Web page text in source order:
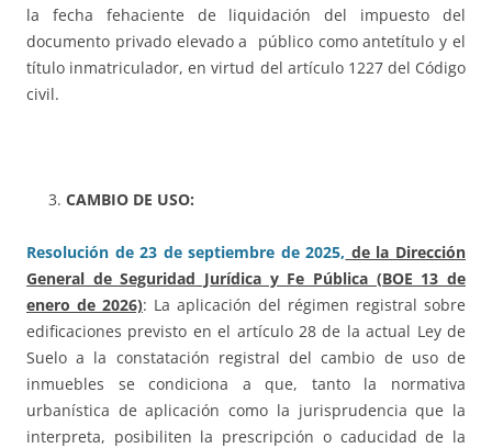
la fecha fehaciente de liquidación del impuesto del
documento privado elevado a público como antetítulo y el
título inmatriculador, en virtud del artículo 1227 del Código
civil.
CAMBIO DE USO:
Resolución de 23 de septiembre de 2025, de la Dirección
General de Seguridad Jurídica y Fe Pública (BOE 13 de
enero de 2026): La aplicación del régimen registral sobre
edificaciones previsto en el artículo 28 de la actual Ley de
Suelo a la constatación registral del cambio de uso de
inmuebles se condiciona a que, tanto la normativa
urbanística de aplicación como la jurisprudencia que la
interpreta, posibiliten la prescripción o caducidad de la